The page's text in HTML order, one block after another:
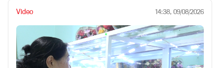
Video 14:38, 09/08/2026